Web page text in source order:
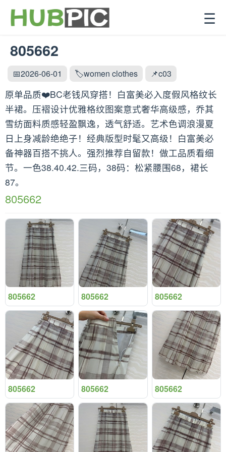
☰
805662
📅2026-06-01 🏷️women clothes 📌c03
原单品质❤️BC老钱风穿搭！白富美必入度假风格纹长
半裙。压褶设计优雅格纹图案意式奢华高级感，乔其
雪纺面料质感轻盈飘逸，透气舒适。艺术色调浪漫夏
日上身减龄绝绝子！经典版型时髦又高级！白富美必
备神器百搭不挑人。强烈推荐自留款！做工品质看细
节。一色38.40.42.三码，38码：松紧腰围68，裙长
87。
805662
805662 805662 805662
805662 805662 805662